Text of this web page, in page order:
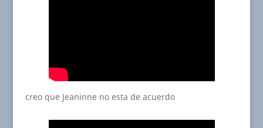
creo que Jeaninne no esta de acuerdo